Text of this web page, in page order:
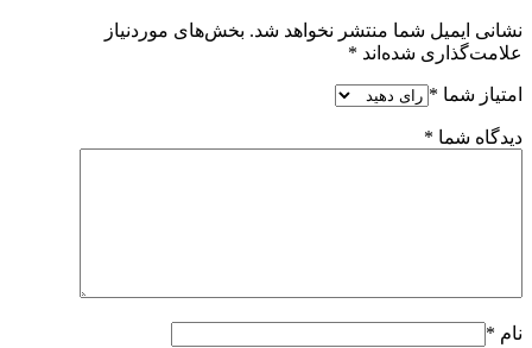
نشانی ایمیل شما منتشر نخواهد شد. بخش‌های موردنیاز
علامت‌گذاری شده‌اند *
امتیاز شما *
دیدگاه شما *
نام *